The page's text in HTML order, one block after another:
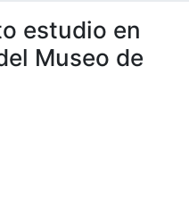
estudio en
Museo de